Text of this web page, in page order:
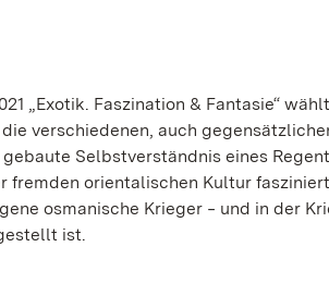
„Exotik. Faszination & Fantasie“
verschiedenen, auch
Selbstverständnis eines
fremden orientalischen Kultur
osmanische Krieger ‒ und in der
ist.